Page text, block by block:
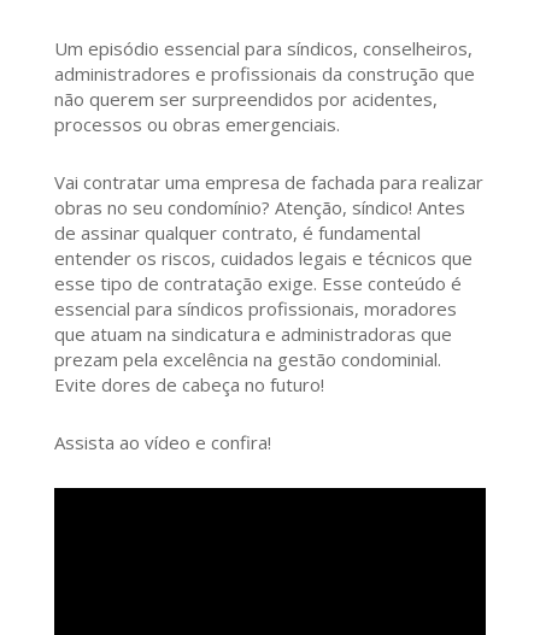
Um episódio essencial para síndicos, conselheiros,
administradores e profissionais da construção que
não querem ser surpreendidos por acidentes,
processos ou obras emergenciais.
Vai contratar uma empresa de fachada para realizar
obras no seu condomínio? Atenção, síndico! Antes
de assinar qualquer contrato, é fundamental
entender os riscos, cuidados legais e técnicos que
esse tipo de contratação exige. Esse conteúdo é
essencial para síndicos profissionais, moradores
que atuam na sindicatura e administradoras que
prezam pela excelência na gestão condominial.
Evite dores de cabeça no futuro!
Assista ao vídeo e confira!